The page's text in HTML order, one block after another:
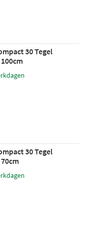
30 Tegel
30 Tegel